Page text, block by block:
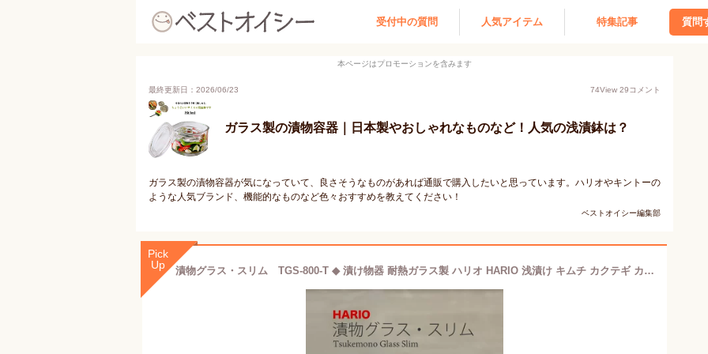
受付中の質問 人気アイテム 特集記事 質問
本ページはプロモーションを含みます
最終更新日：2026/06/23 74View 29コメント
ガラス製の漬物容器｜日本製やおしゃれなものなど！人気の浅漬鉢は？
ガラス製の漬物容器が気になっていて、良さそうなものがあれば通販で購入したいと思っています。ハリオやキントーの
ような人気ブランド、機能的なものなど色々おすすめを教えてください！
ベストオイシー編集部
Pick
Up
漬物グラス・スリム TGS-800-T ◆ 漬け物器 耐熱ガラス製 ハリオ HARIO 浅漬け キムチ カクテギ カクテキ マリネ ピクルス オイル漬け 塩漬け はちみつ漬け つけもの